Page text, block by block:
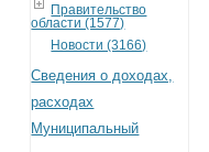
Правительство
области (1577)
Новости (3166)
Сведения о доходах,
расходах
Муниципальный